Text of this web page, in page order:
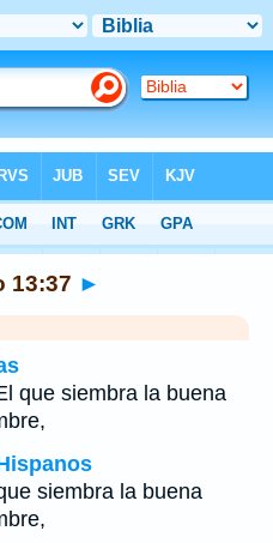
13:37 ►
que siembra la buena
siembra la buena